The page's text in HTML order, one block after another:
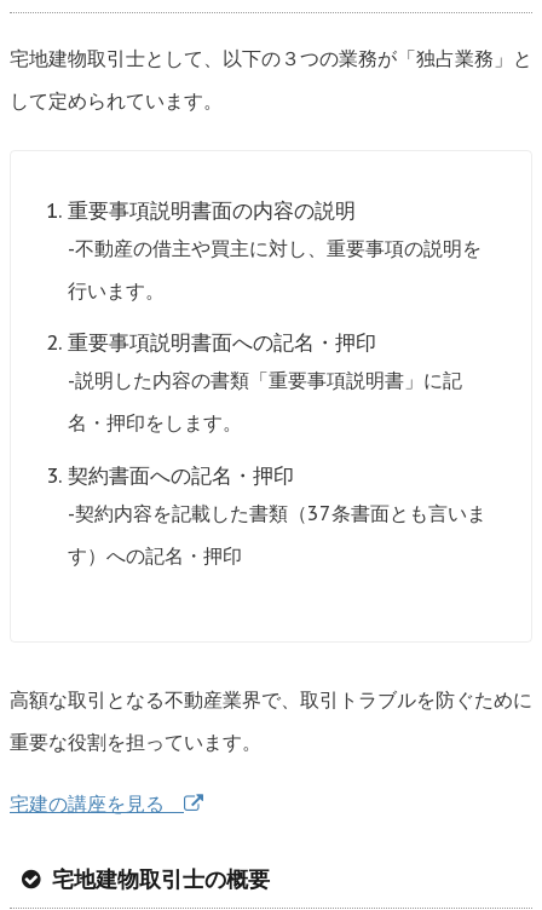
宅地建物取引士として、以下の３つの業務が「独占業務」と
して定められています。
重要事項説明書面の内容の説明
-不動産の借主や買主に対し、重要事項の説明を
行います。
重要事項説明書面への記名・押印
-説明した内容の書類「重要事項説明書」に記
名・押印をします。
契約書面への記名・押印
-契約内容を記載した書類（37条書面とも言いま
す）への記名・押印
高額な取引となる不動産業界で、取引トラブルを防ぐために
重要な役割を担っています。
宅建の講座を見る
宅地建物取引士の概要